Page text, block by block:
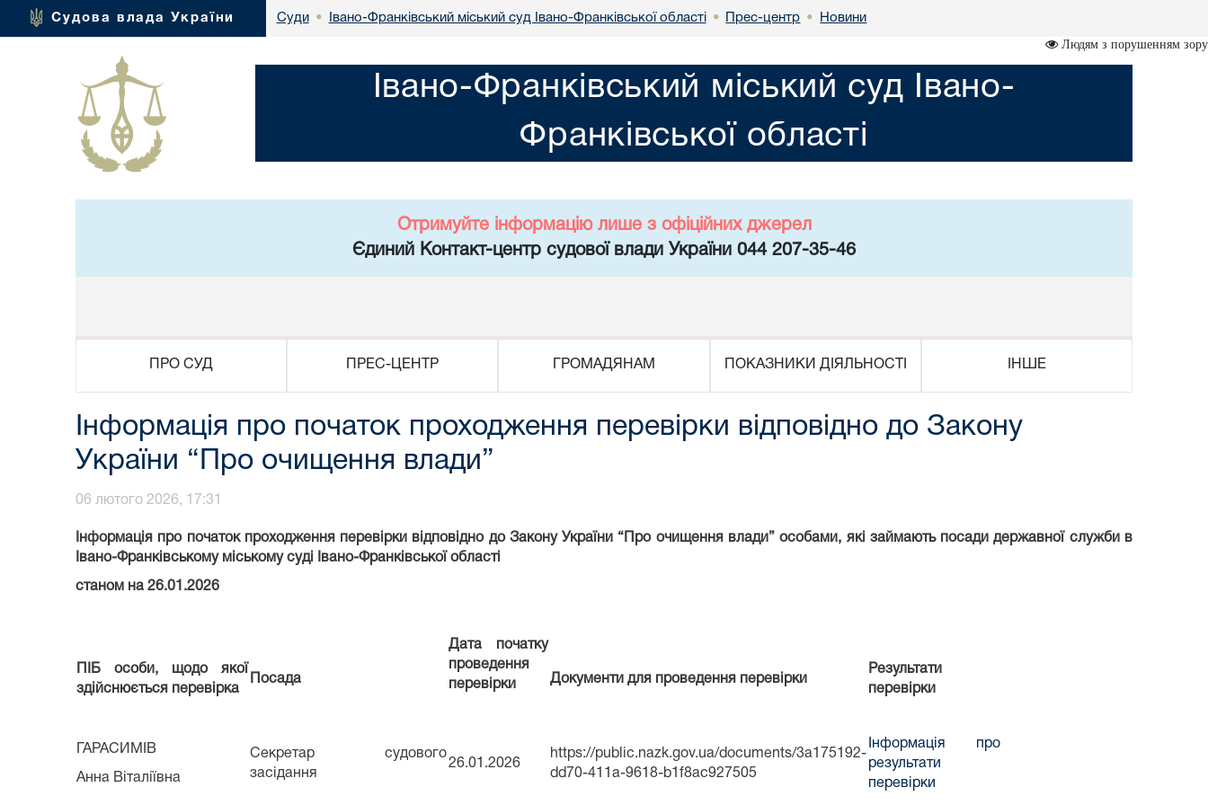
Судова влада України Суди • Івано-Франківський міський суд Івано-Франківської області • Прес-центр • Новини
Людям з порушенням зору
Івано-Франківський міський суд Івано-
Франківської області
Отримуйте інформацію лише з офіційних джерел
Єдиний Контакт-центр судової влади України 044 207-35-46
ПРО СУД ПРЕС-ЦЕНТР ГРОМАДЯНАМ ПОКАЗНИКИ ДІЯЛЬНОСТІ ІНШЕ
Інформація про початок проходження перевірки відповідно до Закону
України “Про очищення влади”
06 лютого 2026, 17:31
Інформація про початок проходження перевірки відповідно до Закону України “Про очищення влади” особами, які займають посади державної служби в
Івано-Франківському міському суді Івано-Франківської області
станом на 26.01.2026
ПІБ особи, щодо якої
здійснюється перевірка
Посада
Дата початку
проведення
перевірки
Документи для проведення перевірки
Результати
перевірки
ГАРАСИМІВ
Анна Віталіївна
Секретар судового
засідання
26.01.2026
https://public.nazk.gov.ua/documents/3a175192-
dd70-411a-9618-b1f8ac927505
Інформація про
результати
перевірки